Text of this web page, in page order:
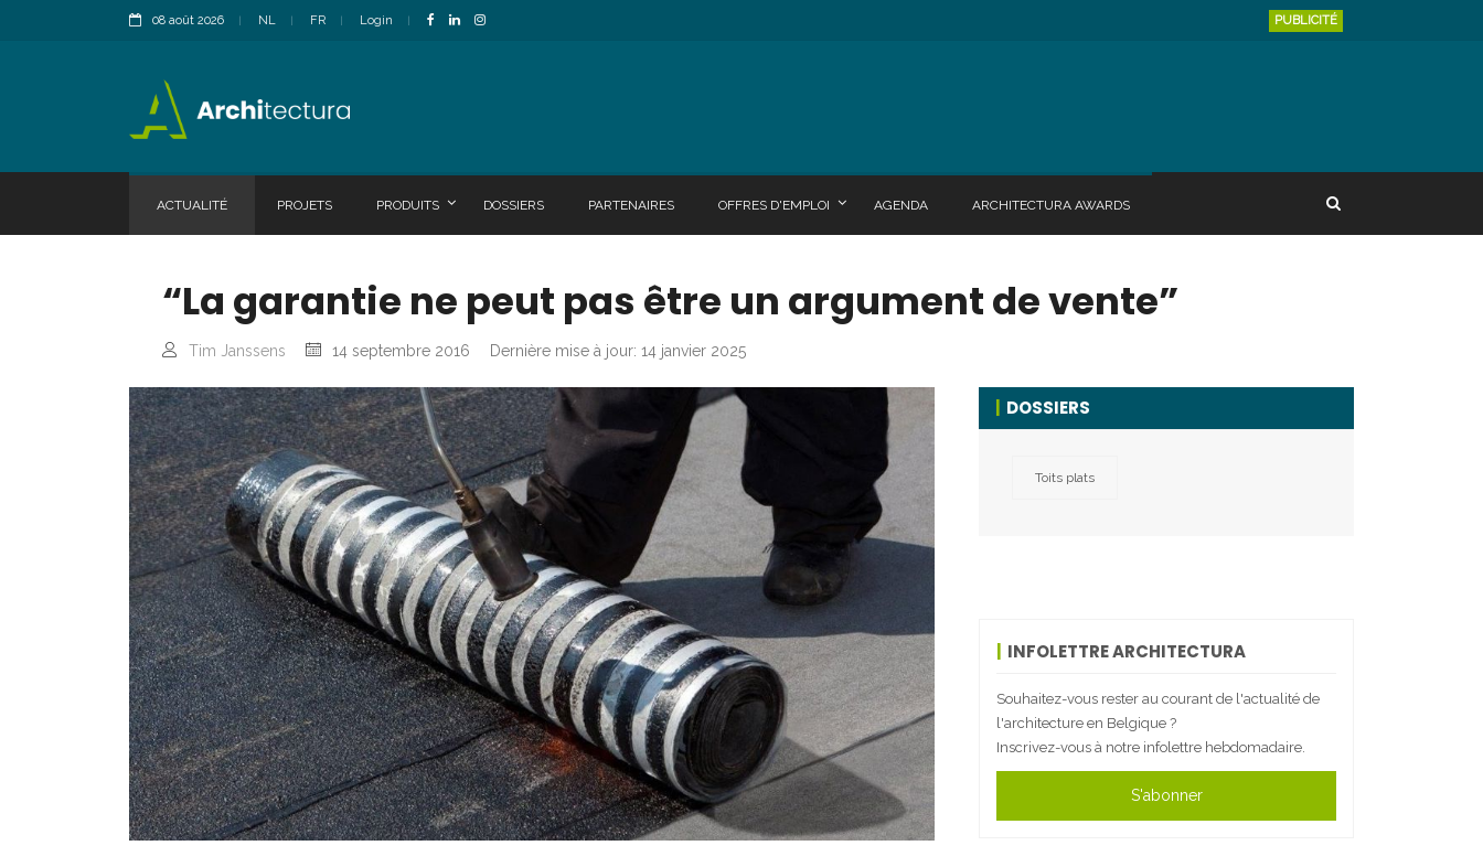
08 août 2026 NL FR Login PUBLICITÉ
ACTUALITÉ PROJETS PRODUITS DOSSIERS PARTENAIRES OFFRES D'EMPLOI AGENDA ARCHITECTURA AWARDS
“La garantie ne peut pas être un argument de vente”
Tim Janssens 14 septembre 2016 Dernière mise à jour: 14 janvier 2025
DOSSIERS
Toits plats
INFOLETTRE ARCHITECTURA
Souhaitez-vous rester au courant de l'actualité de
l'architecture en Belgique ?
Inscrivez-vous à notre infolettre hebdomadaire.
S'abonner